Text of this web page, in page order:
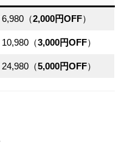
6,980（2,000円OFF）
10,980（3,000円OFF）
24,980（5,000円OFF）